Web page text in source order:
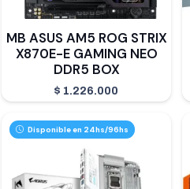
MB ASUS AM5 ROG STRIX
X870E-E GAMING NEO
DDR5 BOX
$ 1.226.000
Disponible en 24hs/96hs